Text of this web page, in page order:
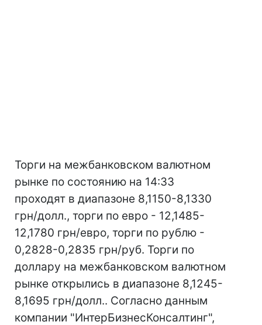
Торги на межбанковском валютном
рынке по состоянию на 14:33
проходят в диапазоне 8,1150-8,1330
грн/долл., торги по евро - 12,1485-
12,1780 грн/евро, торги по рублю -
0,2828-0,2835 грн/руб. Торги по
доллару на межбанковском валютном
рынке открылись в диапазоне 8,1245-
8,1695 грн/долл.. Согласно данным
компании "ИнтерБизнесКонсалтинг",